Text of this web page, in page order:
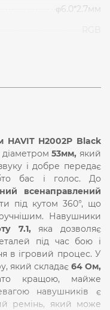
φ6.0*2.7мм
HAVIT H2002P Black
діаметром53мм, який
і добре передає
бас і голос. До
всенаправлений
під кутом 360°, що
Навушники
7.1, яка дозволяє
під час бою і
в ігровий процес. У
який складає 64 Ом,
кращою, майже
навушників є
ремінь, який може